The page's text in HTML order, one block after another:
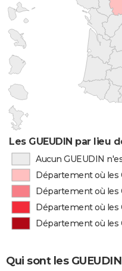
Les GUEUDIN par lieu
Aucun GUEUDIN
Département où les
Département où les
Département où les
Département où les
Qui sont les